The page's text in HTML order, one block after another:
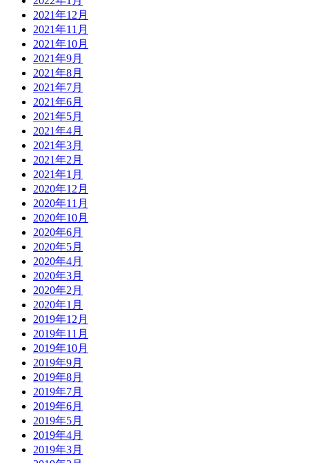
2021年12月
2021年11月
2021年10月
2021年9月
2021年8月
2021年7月
2021年6月
2021年5月
2021年4月
2021年3月
2021年2月
2021年1月
2020年12月
2020年11月
2020年10月
2020年6月
2020年5月
2020年4月
2020年3月
2020年2月
2020年1月
2019年12月
2019年11月
2019年10月
2019年9月
2019年8月
2019年7月
2019年6月
2019年5月
2019年4月
2019年3月